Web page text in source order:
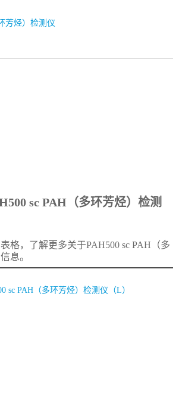
芳烃）检测仪
sc PAH（多环芳烃）检测
格，了解更多关于PAH500 sc PAH（多
息。